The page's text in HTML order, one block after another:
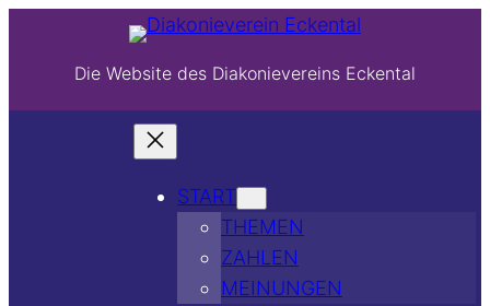
Die Website des Diakonievereins Eckental
START
THEMEN
ZAHLEN
MEINUNGEN